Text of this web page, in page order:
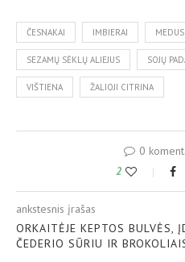
ČESNAKAI IMBIERAI MEDUS
SEZAMŲ SĖKLŲ ALIEJUS SOJŲ
VIŠTIENA ŽALIOJI CITRINA
0
2
ankstesnis įrašas
ORKAITĖJE KEPTOS BULVĖS,
ČEDERIO SŪRIU IR